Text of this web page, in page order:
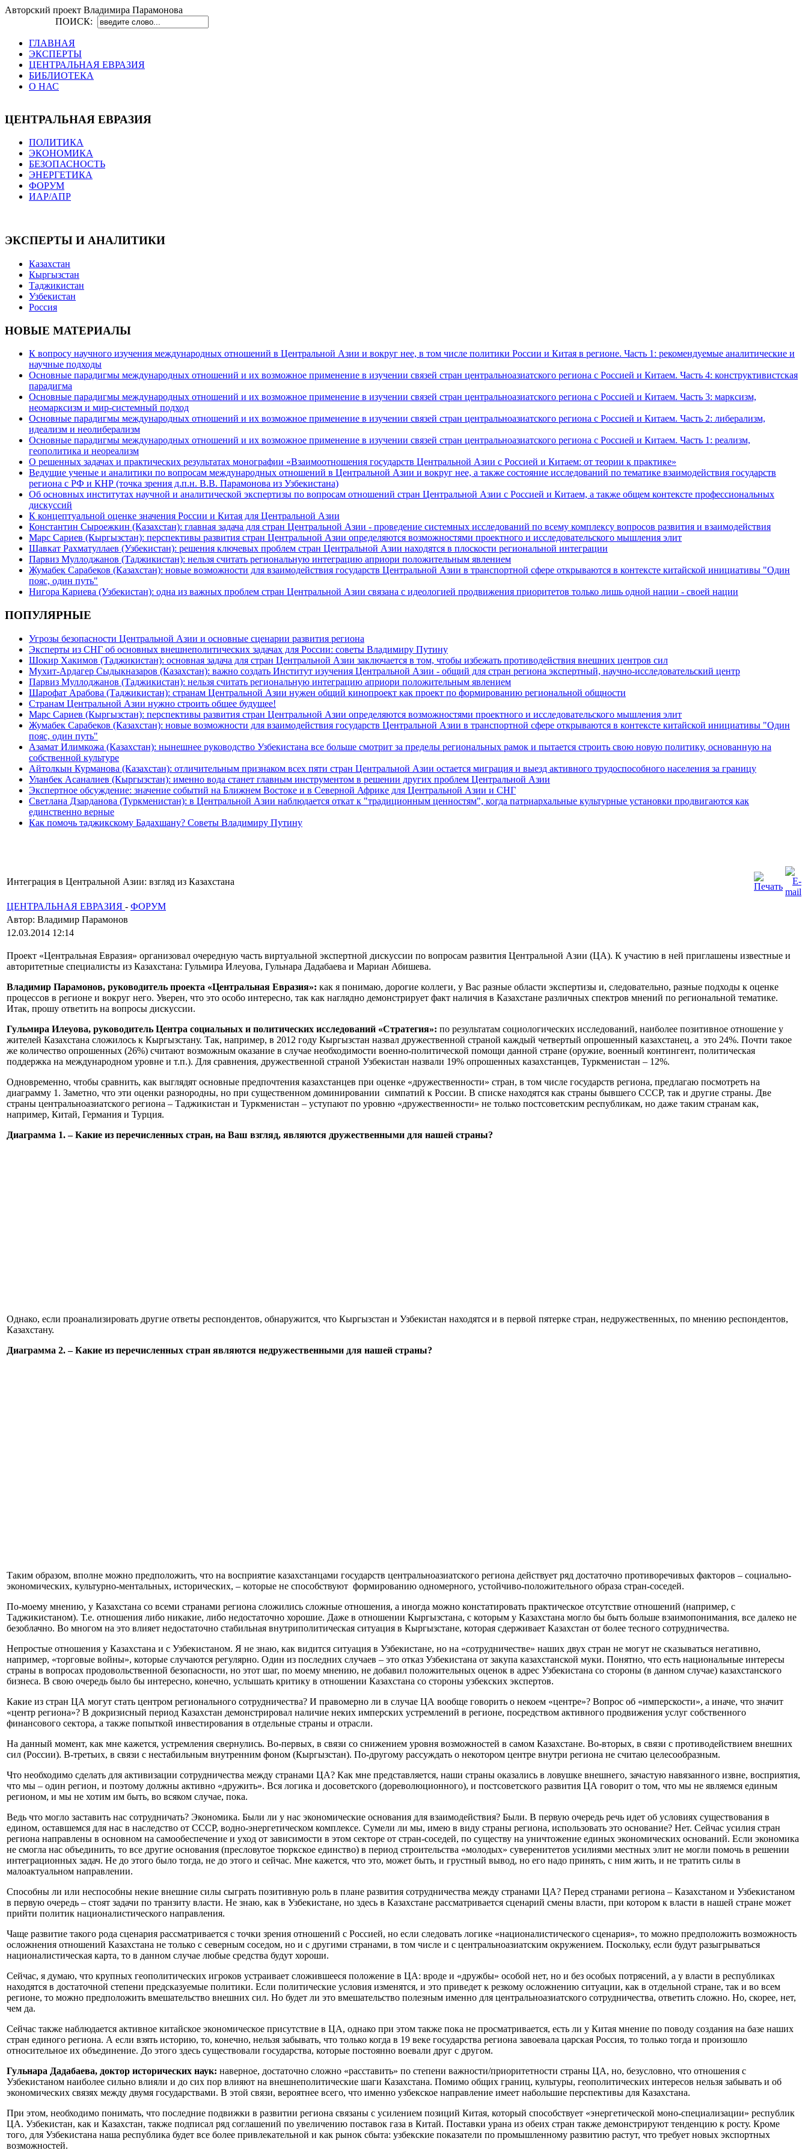
Авторский проект Владимира Парамонова
ПОИСК:
ГЛАВНАЯ
ЭКСПЕРТЫ
ЦЕНТРАЛЬНАЯ ЕВРАЗИЯ
БИБЛИОТЕКА
О НАС
ЦЕНТРАЛЬНАЯ ЕВРАЗИЯ
ПОЛИТИКА
ЭКОНОМИКА
БЕЗОПАСНОСТЬ
ЭНЕРГЕТИКА
ФОРУМ
ИАР/АПР
ЭКСПЕРТЫ И АНАЛИТИКИ
Казахстан
Кыргызстан
Таджикистан
Узбекистан
Россия
НОВЫЕ МАТЕРИАЛЫ
К вопросу научного изучения международных отношений в Центральной Азии и вокруг нее, в том числе политики России и Китая в регионе. Часть 1: рекомендуемые аналитические и
научные подходы
Основные парадигмы международных отношений и их возможное применение в изучении связей стран центральноазиатского региона с Россией и Китаем. Часть 4: конструктивистская
парадигма
Основные парадигмы международных отношений и их возможное применение в изучении связей стран центральноазиатского региона с Россией и Китаем. Часть 3: марксизм,
неомарксизм и мир-системный подход
Основные парадигмы международных отношений и их возможное применение в изучении связей стран центральноазиатского региона с Россией и Китаем. Часть 2: либерализм,
идеализм и неолиберализм
Основные парадигмы международных отношений и их возможное применение в изучении связей стран центральноазиатского региона с Россией и Китаем. Часть 1: реализм,
геополитика и неореализм
О решенных задачах и практических результатах монографии «Взаимоотношения государств Центральной Азии с Россией и Китаем: от теории к практике»
Ведущие ученые и аналитики по вопросам международных отношений в Центральной Азии и вокруг нее, а также состояние исследований по тематике взаимодействия государств
региона с РФ и КНР (точка зрения д.п.н. В.В. Парамонова из Узбекистана)
Об основных институтах научной и аналитической экспертизы по вопросам отношений стран Центральной Азии с Россией и Китаем, а также общем контексте профессиональных
дискуссий
К концептуальной оценке значения России и Китая для Центральной Азии
Константин Сыроежкин (Казахстан): главная задача для стран Центральной Азии - проведение системных исследований по всему комплексу вопросов развития и взаимодействия
Марс Сариев (Кыргызстан): перспективы развития стран Центральной Азии определяются возможностями проектного и исследовательского мышления элит
Шавкат Рахматуллаев (Узбекистан): решения ключевых проблем стран Центральной Азии находятся в плоскости региональной интеграции
Парвиз Муллоджанов (Таджикистан): нельзя считать региональную интеграцию априори положительным явлением
Жумабек Сарабеков (Казахстан): новые возможности для взаимодействия государств Центральной Азии в транспортной сфере открываются в контексте китайской инициативы "Один
пояс, один путь"
Нигора Кариева (Узбекистан): одна из важных проблем стран Центральной Азии связана с идеологией продвижения приоритетов только лишь одной нации - своей нации
ПОПУЛЯРНЫЕ
Угрозы безопасности Центральной Азии и основные сценарии развития региона
Эксперты из СНГ об основных внешнеполитических задачах для России: советы Владимиру Путину
Шокир Хакимов (Таджикистан): основная задача для стран Центральной Азии заключается в том, чтобы избежать противодействия внешних центров сил
Мухит-Ардагер Сыдыкназаров (Казахстан): важно создать Институт изучения Центральной Азии - общий для стран региона экспертный, научно-исследовательский центр
Парвиз Муллоджанов (Таджикистан): нельзя считать региональную интеграцию априори положительным явлением
Шарофат Арабова (Таджикистан): странам Центральной Азии нужен общий кинопроект как проект по формированию региональной общности
Странам Центральной Азии нужно строить общее будущее!
Марс Сариев (Кыргызстан): перспективы развития стран Центральной Азии определяются возможностями проектного и исследовательского мышления элит
Жумабек Сарабеков (Казахстан): новые возможности для взаимодействия государств Центральной Азии в транспортной сфере открываются в контексте китайской инициативы "Один
пояс, один путь"
Азамат Илимкожа (Казахстан): нынешнее руководство Узбекистана все больше смотрит за пределы региональных рамок и пытается строить свою новую политику, основанную на
собственной культуре
Айтолкын Курманова (Казахстан): отличительным признаком всех пяти стран Центральной Азии остается миграция и выезд активного трудоспособного населения за границу
Уланбек Асаналиев (Кыргызстан): именно вода станет главным инструментом в решении других проблем Центральной Азии
Экспертное обсуждение: значение событий на Ближнем Востоке и в Северной Африке для Центральной Азии и СНГ
Светлана Дзарданова (Туркменистан): в Центральной Азии наблюдается откат к "традиционным ценностям", когда патриархальные культурные установки продвигаются как
единственно верные
Как помочь таджикскому Бадахшану? Советы Владимиру Путину
Интеграция в Центральной Азии: взгляд из Казахстана
ЦЕНТРАЛЬНАЯ ЕВРАЗИЯ - ФОРУМ
Автор: Владимир Парамонов
12.03.2014 12:14
Проект «Центральная Евразия» организовал очередную часть виртуальной экспертной дискуссии по вопросам развития Центральной Азии (ЦА). К участию в ней приглашены известные и
авторитетные специалисты из Казахстана: Гульмира Илеуова, Гульнара Дадабаева и Мариан Абишева.
Владимир Парамонов, руководитель проекта «Центральная Евразия»: как я понимаю, дорогие коллеги, у Вас разные области экспертизы и, следовательно, разные подходы к оценке
процессов в регионе и вокруг него. Уверен, что это особо интересно, так как наглядно демонстрирует факт наличия в Казахстане различных спектров мнений по региональной тематике.
Итак, прошу ответить на вопросы дискуссии.
Гульмира Илеуова, руководитель Центра социальных и политических исследований «Стратегия»: по результатам социологических исследований, наиболее позитивное отношение у
жителей Казахстана сложилось к Кыргызстану. Так, например, в 2012 году Кыргызстан назвал дружественной страной каждый четвертый опрошенный казахстанец, а это 24%. Почти такое
же количество опрошенных (26%) считают возможным оказание в случае необходимости военно-политической помощи данной стране (оружие, военный контингент, политическая
поддержка на международном уровне и т.п.). Для сравнения, дружественной страной Узбекистан назвали 19% опрошенных казахстанцев, Туркменистан – 12%.
Одновременно, чтобы сравнить, как выглядят основные предпочтения казахстанцев при оценке «дружественности» стран, в том числе государств региона, предлагаю посмотреть на
диаграмму 1. Заметно, что эти оценки разнородны, но при существенном доминировании симпатий к России. В списке находятся как страны бывшего СССР, так и другие страны. Две
страны центральноазиатского региона – Таджикистан и Туркменистан – уступают по уровню «дружественности» не только постсоветским республикам, но даже таким странам как,
например, Китай, Германия и Турция.
Диаграмма 1. – Какие из перечисленных стран, на Ваш взгляд, являются дружественными для нашей страны?
Однако, если проанализировать другие ответы респондентов, обнаружится, что Кыргызстан и Узбекистан находятся и в первой пятерке стран, недружественных, по мнению респондентов,
Казахстану.
Диаграмма 2. – Какие из перечисленных стран являются недружественными для нашей страны?
Таким образом, вполне можно предположить, что на восприятие казахстанцами государств центральноазиатского региона действует ряд достаточно противоречивых факторов – социально-
экономических, культурно-ментальных, исторических, – которые не способствуют формированию одномерного, устойчиво-положительного образа стран-соседей.
По-моему мнению, у Казахстана со всеми странами региона сложились сложные отношения, а иногда можно констатировать практическое отсутствие отношений (например, с
Таджикистаном). Т.е. отношения либо никакие, либо недостаточно хорошие. Даже в отношении Кыргызстана, с которым у Казахстана могло бы быть больше взаимопонимания, все далеко не
безоблачно. Во многом на это влияет недостаточно стабильная внутриполитическая ситуация в Кыргызстане, которая сдерживает Казахстан от более тесного сотрудничества.
Непростые отношения у Казахстана и с Узбекистаном. Я не знаю, как видится ситуация в Узбекистане, но на «сотрудничестве» наших двух стран не могут не сказываться негативно,
например, «торговые войны», которые случаются регулярно. Один из последних случаев – это отказ Узбекистана от закупа казахстанской муки. Понятно, что есть национальные интересы
страны в вопросах продовольственной безопасности, но этот шаг, по моему мнению, не добавил положительных оценок в адрес Узбекистана со стороны (в данном случае) казахстанского
бизнеса. В свою очередь было бы интересно, конечно, услышать критику в отношении Казахстана со стороны узбекских экспертов.
Какие из стран ЦА могут стать центром регионального сотрудничества? И правомерно ли в случае ЦА вообще говорить о некоем «центре»? Вопрос об «имперскости», а иначе, что значит
«центр региона»? В докризисный период Казахстан демонстрировал наличие неких имперских устремлений в регионе, посредством активного продвижения услуг собственного
финансового сектора, а также попыткой инвестирования в отдельные страны и отрасли.
На данный момент, как мне кажется, устремления свернулись. Во-первых, в связи со снижением уровня возможностей в самом Казахстане. Во-вторых, в связи с противодействием внешних
сил (России). В-третьих, в связи с нестабильным внутренним фоном (Кыргызстан). По-другому рассуждать о некотором центре внутри региона не считаю целесообразным.
Что необходимо сделать для активизации сотрудничества между странами ЦА? Как мне представляется, наши страны оказались в ловушке внешнего, зачастую навязанного извне, восприятия,
что мы – один регион, и поэтому должны активно «дружить». Вся логика и досоветского (дореволюционного), и постсоветского развития ЦА говорит о том, что мы не являемся единым
регионом, и мы не хотим им быть, во всяком случае, пока.
Ведь что могло заставить нас сотрудничать? Экономика. Были ли у нас экономические основания для взаимодействия? Были. В первую очередь речь идет об условиях существования в
едином, оставшемся для нас в наследство от СССР, водно-энергетическом комплексе. Сумели ли мы, имею в виду страны региона, использовать это основание? Нет. Сейчас усилия стран
региона направлены в основном на самообеспечение и уход от зависимости в этом секторе от стран-соседей, по существу на уничтожение единых экономических оснований. Если экономика
не смогла нас объединить, то все другие основания (пресловутое тюркское единство) в период строительства «молодых» суверенитетов усилиями местных элит не могли помочь в решении
интеграционных задач. Не до этого было тогда, не до этого и сейчас. Мне кажется, что это, может быть, и грустный вывод, но его надо принять, с ним жить, и не тратить силы в
малоактуальном направлении.
Способны ли или неспособны некие внешние силы сыграть позитивную роль в плане развития сотрудничества между странами ЦА? Перед странами региона – Казахстаном и Узбекистаном
в первую очередь – стоят задачи по транзиту власти. Не знаю, как в Узбекистане, но здесь в Казахстане рассматривается сценарий смены власти, при котором к власти в нашей стране может
прийти политик националистического направления.
Чаще развитие такого рода сценария рассматривается с точки зрения отношений с Россией, но если следовать логике «националистического сценария», то можно предположить возможность
осложнения отношений Казахстана не только с северным соседом, но и с другими странами, в том числе и с центральноазиатским окружением. Поскольку, если будут разыгрываться
националистическая карта, то в данном случае любые средства будут хороши.
Сейчас, я думаю, что крупных геополитических игроков устраивает сложившееся положение в ЦА: вроде и «дружбы» особой нет, но и без особых потрясений, а у власти в республиках
находятся в достаточной степени предсказуемые политики. Если политические условия изменятся, и это приведет к резкому осложнению ситуации, как в отдельной стране, так и во всем
регионе, то можно предположить вмешательство внешних сил. Но будет ли это вмешательство полезным именно для центральноазиатского сотрудничества, ответить сложно. Но, скорее, нет,
чем да.
Сейчас также наблюдается активное китайское экономическое присутствие в ЦА, однако при этом также пока не просматривается, есть ли у Китая мнение по поводу создания на базе наших
стран единого региона. А если взять историю, то, конечно, нельзя забывать, что только когда в 19 веке государства региона завоевала царская Россия, то только тогда и произошло
относительное их объединение. До этого здесь существовали государства, которые постоянно воевали друг с другом.
Гульнара Дадабаева, доктор исторических наук: наверное, достаточно сложно «расставить» по степени важности/приоритетности страны ЦА, но, безусловно, что отношения с
Узбекистаном наиболее сильно влияли и до сих пор влияют на внешнеполитические шаги Казахстана. Помимо общих границ, культуры, геополитических интересов нельзя забывать и об
экономических связях между двумя государствами. В этой связи, вероятнее всего, что именно узбекское направление имеет набольшие перспективы для Казахстана.
При этом, необходимо понимать, что последние подвижки в развитии региона связаны с усилением позиций Китая, который способствует «энергетической моно-специализации» республик
ЦА. Узбекистан, как и Казахстан, также подписал ряд соглашений по увеличению поставок газа в Китай. Поставки урана из обеих стран также демонстрируют тенденцию к росту. Кроме
того, для Узбекистана наша республика будет все более привлекательной и как рынок сбыта: узбекские показатели по промышленному развитию растут, что требует новых экспортных
возможностей.